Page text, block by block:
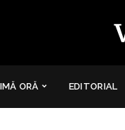
ORĂ EDITORIAL